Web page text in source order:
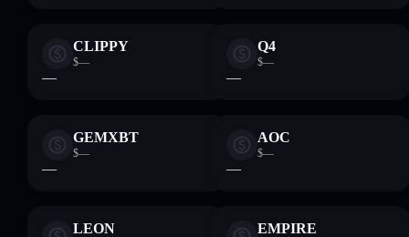
CLIPPY
$—
—
Q4
$—
—
GEMXBT
$—
—
AOC
$—
—
LEON EMPIRE